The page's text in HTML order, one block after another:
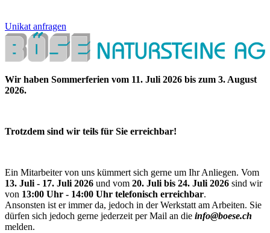
Unikat anfragen
Wir haben Sommerferien vom 11. Juli 2026 bis zum 3. August
2026.
Trotzdem sind wir teils für Sie erreichbar!
Ein Mitarbeiter von uns kümmert sich gerne um Ihr Anliegen. Vom
13. Juli - 17. Juli 2026 und vom 20. Juli bis 24. Juli 2026 sind wir
von 13:00 Uhr - 14:00 Uhr telefonisch erreichbar.
Ansonsten ist er immer da, jedoch in der Werkstatt am Arbeiten. Sie
dürfen sich jedoch gerne jederzeit per Mail an die info@boese.ch
melden.